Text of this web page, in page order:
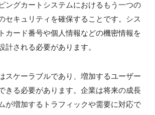
ングカートシステムにおけるもう一つの
セキュリティを確保することです。シス
カード番号や個人情報などの機密情報を
計される必要があります。
スケーラブルであり、増加するユーザー
きる必要があります。企業は将来の成長
が増加するトラフィックや需要に対応で